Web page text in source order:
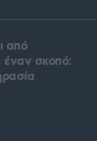
από
έναν σκοπό: